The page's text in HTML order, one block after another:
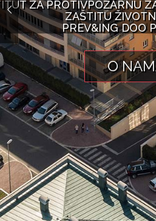
ZA PROTIVPOŽARNU
ZAŠTITU
PREV&ING DOO
O